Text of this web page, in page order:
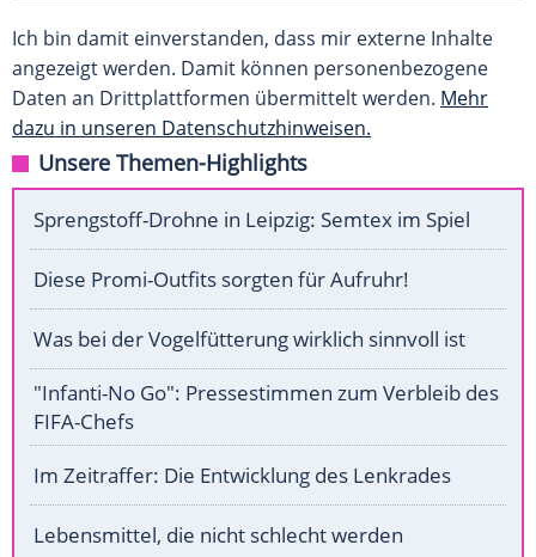
Ich bin damit einverstanden, dass mir externe Inhalte
angezeigt werden. Damit können personenbezogene
Daten an Drittplattformen übermittelt werden. Mehr
dazu in unseren Datenschutzhinweisen.
Unsere Themen-Highlights
Sprengstoff-Drohne in Leipzig: Semtex im Spiel
Diese Promi-Outfits sorgten für Aufruhr!
Was bei der Vogelfütterung wirklich sinnvoll ist
"Infanti-No Go": Pressestimmen zum Verbleib des
FIFA-Chefs
Im Zeitraffer: Die Entwicklung des Lenkrades
Lebensmittel, die nicht schlecht werden